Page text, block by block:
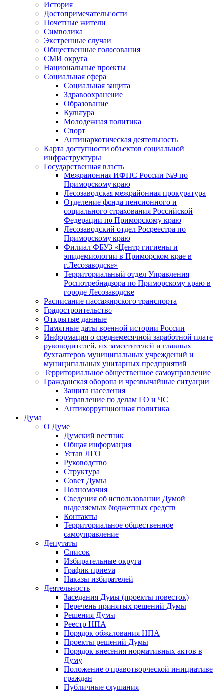
История
Достопримечательности
Почетные жители
Символика
Экстренные случаи
Общественные голосования
СМИ округа
Национальные проекты
Социальная сфера
Социальная защита
Здравоохранение
Образование
Культура
Молодежная политика
Спорт
Антинаркотическая деятельность
Карта доступности объектов социальной
инфраструктуры
Государственная власть
Межрайонная ИФНС России №9 по
Приморскому краю
Лесозаводская межрайонная прокуратура
Отделение фонда пенсионного и
социального страхования Российской
Федерации по Приморскому краю
Лесозаводский отдел Росреестра по
Приморскому краю
Филиал ФБУЗ «Центр гигиены и
эпидемиологии в Приморском крае в
г.Лесозаводске»
Территориальный отдел Управления
Роспотребнадзора по Приморскому краю в
городе Лесозаводске
Расписание пассажирского транспорта
Градостроительство
Открытые данные
Памятные даты военной истории России
Информация о среднемесячной заработной плате
руководителей, их заместителей и главных
бухгалтеров муниципальных учреждений и
муниципальных унитарных предприятий
Территориальное общественное самоуправление
Гражданская оборона и чрезвычайные ситуации
Защита населения
Управление по делам ГО и ЧС
Антикоррупционная политика
Дума
О Думе
Думский вестник
Общая информация
Устав ЛГО
Руководство
Структура
Совет Думы
Полномочия
Сведения об использовании Думой
выделяемых бюджетных средств
Контакты
Территориальное общественное
самоуправление
Депутаты
Список
Избирательные округа
График приема
Наказы избирателей
Деятельность
Заседания Думы (проекты повесток)
Перечень принятых решений Думы
Решения Думы
Реестр НПА
Порядок обжалования НПА
Проекты решений Думы
Порядок внесения нормативных актов в
Думу
Положение о правотворческой инициативе
граждан
Публичные слушания